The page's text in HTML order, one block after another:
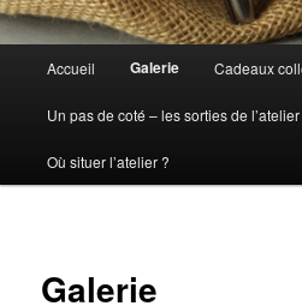
principal
Accueil Galerie Cadeaux
Un pas de coté – les sorties de l’atelier
Où situer l’atelier ?
Galerie